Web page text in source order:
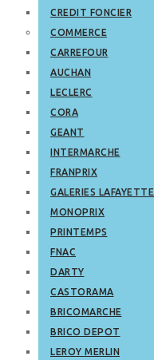
CREDIT FONCIER
COMMERCE
CARREFOUR
AUCHAN
LECLERC
CORA
GEANT
INTERMARCHE
FRANPRIX
GALERIES LAFAYETTE
MONOPRIX
PRINTEMPS
FNAC
DARTY
CASTORAMA
BRICOMARCHE
BRICO DEPOT
LEROY MERLIN